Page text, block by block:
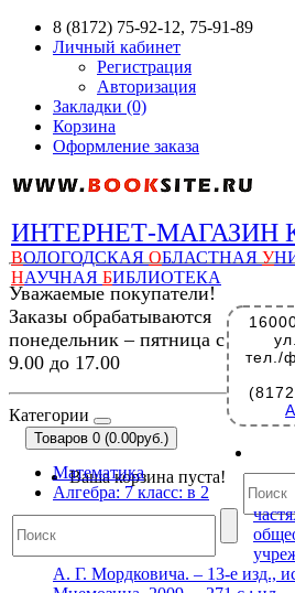
8 (8172) 75-92-12, 75-91-89
Личный кабинет
Регистрация
Авторизация
Закладки (0)
Корзина
Оформление заказа
ИНТЕРНЕТ-МАГАЗИН
ВОЛОГОДСКАЯ ОБЛАСТНАЯ У
НАУЧНАЯ БИБЛИОТЕКА
тел./
Уважаемые покупатели!
Заказы обрабатываются
понедельник – пятница с
9.00 до 17.00
Категории
Товаров 0 (0.00руб.)
Ваша корзина пуста!
Математика
Алгебра: 7 класс: в 2
А. Г. Мордковича. – 13-е изд.,